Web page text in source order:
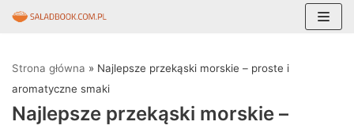
do
treści
Strona główna » Najlepsze przekąski morskie – proste i
aromatyczne smaki
Najlepsze przekąski morskie –